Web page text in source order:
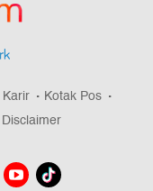
Karir
Kotak Pos
Disclaimer